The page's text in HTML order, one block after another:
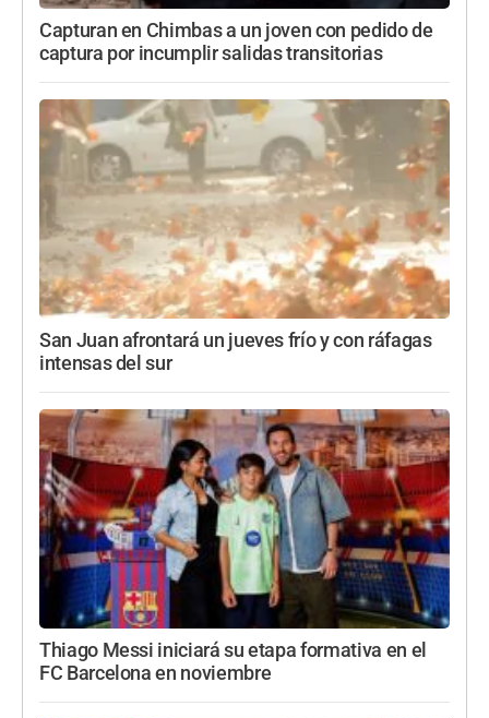
Capturan en Chimbas a un joven con pedido de
captura por incumplir salidas transitorias
San Juan afrontará un jueves frío y con ráfagas
intensas del sur
Thiago Messi iniciará su etapa formativa en el
FC Barcelona en noviembre